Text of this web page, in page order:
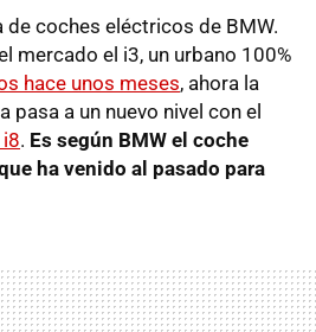
de coches eléctricos de BMW.
mercado el i3, un urbano 100%
hace unos meses, ahora la
pasa a un nuevo nivel con el
i8. Es según BMW el coche
ha venido al pasado para